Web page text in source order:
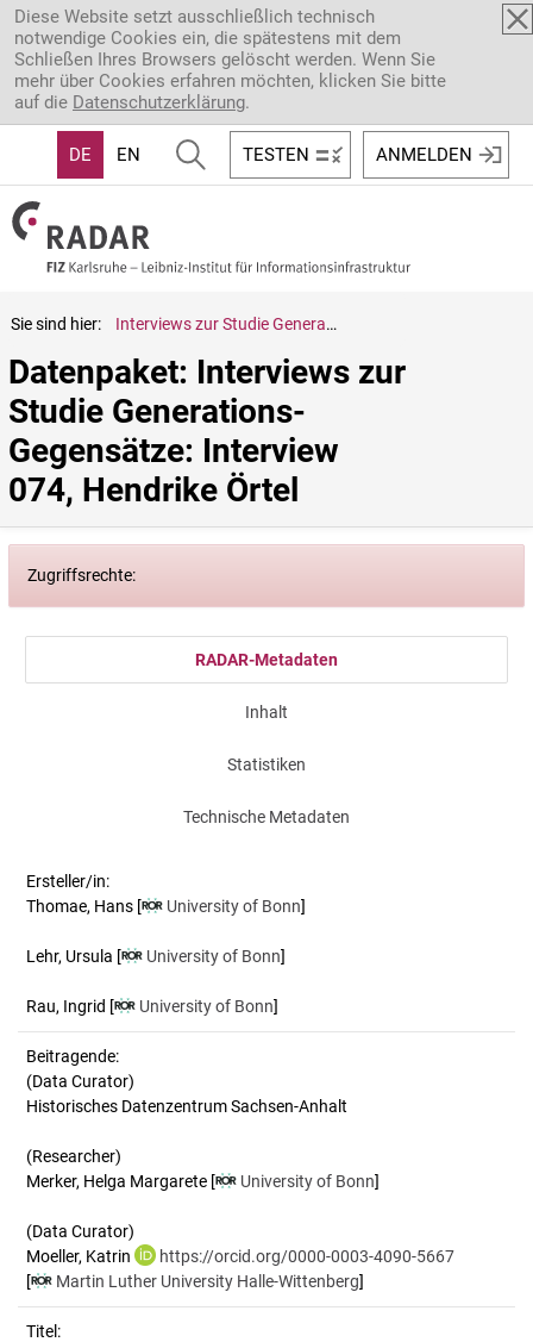
Direkt zum Inhalt
Diese Website setzt ausschließlich technisch
notwendige Cookies ein, die spätestens mit dem
Schließen Ihres Browsers gelöscht werden. Wenn Sie
mehr über Cookies erfahren möchten, klicken Sie bitte
auf die Datenschutzerklärung.
DE EN TESTEN ANMELDEN
Sie sind hier: Interviews zur Studie Generations-Gegensätze: Interview 074, Hendrike Örtel
Datenpaket: Interviews zur
Studie Generations-
Gegensätze: Interview
074, Hendrike Örtel
Zugriffsrechte:
RADAR-Metadaten
Inhalt
Statistiken
Technische Metadaten
Ersteller/in:
Thomae, Hans [ University of Bonn]
Lehr, Ursula [ University of Bonn]
Rau, Ingrid [ University of Bonn]
Beitragende:
(Data Curator)
Historisches Datenzentrum Sachsen-Anhalt
(Researcher)
Merker, Helga Margarete [
University of Bonn]
(Data Curator)
Moeller, Katrin
https://orcid.org/0000-0003-4090-5667
[
Martin Luther University Halle-Wittenberg]
Titel: